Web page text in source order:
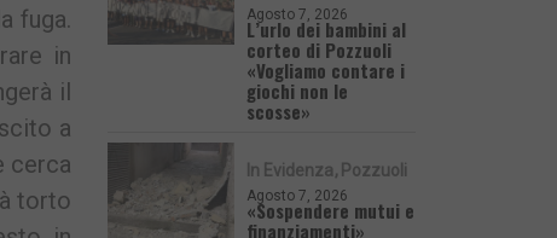
fuga.
in
il
a
cerca
torto
Agosto 7, 2026
L’urlo dei bambini al
corteo di Pozzuoli
«Vogliamo contare i
giochi non le
scosse»
In Evidenza Pozzuoli
Agosto 7, 2026
«Sospendere mutui e
finanziamenti»